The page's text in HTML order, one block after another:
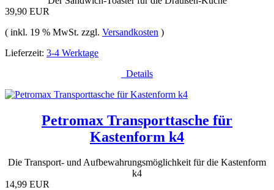
39,90 EUR
( inkl. 19 % MwSt. zzgl. Versandkosten )
Lieferzeit: 3-4 Werktage
Details
Petromax Transporttasche für
Kastenform k4
Die Transport- und Aufbewahrungsmöglichkeit für die Kastenform
k4
14,99 EUR